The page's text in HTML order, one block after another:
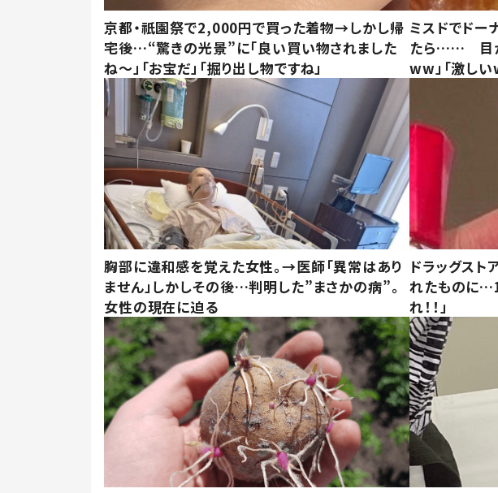
京都・祇園祭で2,000円で買った着物→しかし帰
宅後…“驚きの光景”に「良い買い物されました
ね～」「お宝だ」「掘り出し物ですね」
ミスドでドー
たら…… 目か
ww」「激しい
胸部に違和感を覚えた女性。→医師「異常はあり
ません」しかしその後…判明した”まさかの病”。
女性の現在に迫る
ドラッグス
れたものに
れ！！」